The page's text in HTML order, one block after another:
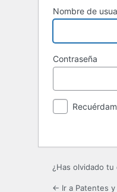
Nombre de
Contraseña
¿Has olvidado tu
← Ir a Patentes y